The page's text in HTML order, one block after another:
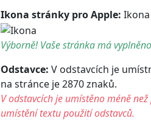
Ikona stránky pro Apple:
Výborně! Vaše stránka má
Odstavce: V odstavcích je
na stránce je 2870 znaků.
V odstavcích je umístěno méně
umístění textu použití odstavců.